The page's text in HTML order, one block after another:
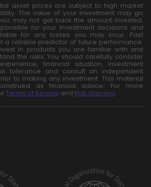
asset prices are subject to high market
The value of your investment may go
may not get back the amount invested.
for your investment decisions and
for any losses you may incur. Past
a reliable predictor of future performance.
in products you are familiar with and
the risks. You should carefully consider
financial situation, investment
tolerance and consult an independent
to making any investment. This material
as financial advice. For more
Terms of Service and Risk Warning.